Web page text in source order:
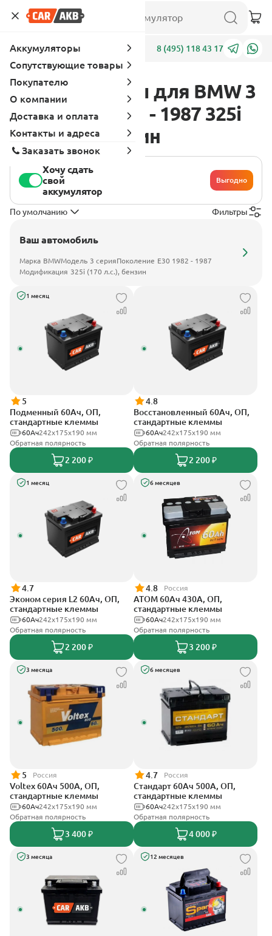
Адреса 8 (495) 118 43 17
Аккумуляторы для BMW 3
серия E30 1982 - 1987 325i
(170 л.с.), бензин
Хочу сдать
свой
аккумулятор
Выгодно
По умолчанию Фильтры
Ваш автомобиль
Марка BMWМодель 3 серияПоколение E30 1982 - 1987
Модификация 325i (170 л.с.), бензин
1 месяц
5
Подменный 60Ач, ОП,
стандартные клеммы
242х175х190 мм
60Ач
Обратная полярность
2 200 ₽
4.8
Восстановленный 60Ач, ОП,
стандартные клеммы
242х175х190 мм
60Ач
Обратная полярность
2 200 ₽
1 месяц
4.7
Эконом серия L2 60Ач, ОП,
стандартные клеммы
242х175х190 мм
60Ач
Обратная полярность
2 200 ₽
6 месяцев
4.8 Россия
АТОМ 60Ач 430А, ОП,
стандартные клеммы
242х175х190 мм
60Ач
Обратная полярность
3 200 ₽
3 месяца
5 Россия
Voltex 60Ач 500А, ОП,
стандартные клеммы
242х175х190 мм
60Ач
Обратная полярность
3 400 ₽
6 месяцев
4.7 Россия
Стандарт 60Ач 500А, ОП,
стандартные клеммы
242x175x190 мм
60Ач
Обратная полярность
4 000 ₽
3 месяца 12 месяцев
Аккумуляторы
Сопутствующие товары
Покупателю
О компании
Доставка и оплата
Контакты и адреса
Заказать звонок